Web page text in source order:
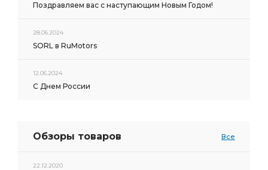
Поздравляем вас с наступающим Новым Годом!
28.06.2024
SORL в RuMotors
12.06.2024
С Днем России
Обзоры товаров Все
22.12.2020